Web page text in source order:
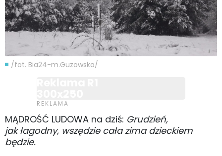
/fot. Bia24-m.Guzowska/
MĄDROŚĆ LUDOWA na dziś: Grudzień,
jak łagodny, wszędzie cała zima dzieckiem
będzie.